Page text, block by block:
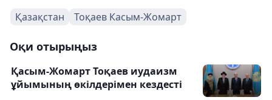
Қазақстан Тоқаев Касым-Жомарт
Оқи отырыңыз
Қасым-Жомарт Тоқаев иудаизм
ұйымының өкілдерімен кездесті